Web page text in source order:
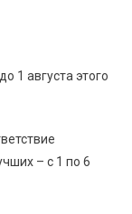
1 августа этого
– с 1 по 6